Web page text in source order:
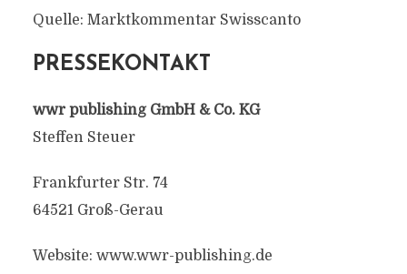
Quelle: Marktkommentar Swisscanto
PRESSEKONTAKT
wwr publishing GmbH & Co. KG
Steffen Steuer
Frankfurter Str. 74
64521 Groß-Gerau
Website: www.wwr-publishing.de